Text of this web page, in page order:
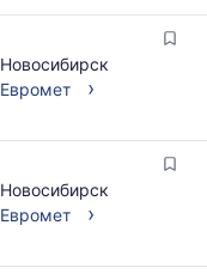
Новосибирск
Евромет
›
Новосибирск
Евромет
›